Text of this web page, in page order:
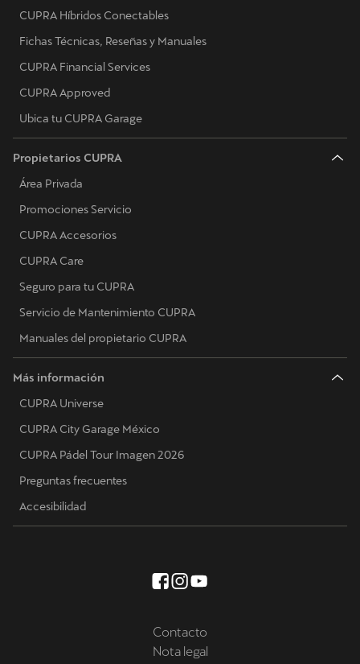
CUPRA Híbridos Conectables
Fichas Técnicas, Reseñas y Manuales
CUPRA Financial Services
CUPRA Approved
Ubica tu CUPRA Garage
Propietarios CUPRA
Área Privada
Promociones Servicio
CUPRA Accesorios
CUPRA Care
Seguro para tu CUPRA
Servicio de Mantenimiento CUPRA
Manuales del propietario CUPRA
Más información
CUPRA Universe
CUPRA City Garage México
CUPRA Pádel Tour Imagen 2026
Preguntas frecuentes
Accesibilidad
Contacto
Nota legal